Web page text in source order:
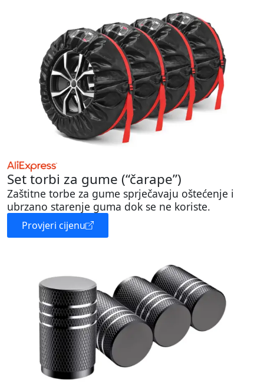
Set torbi za gume (“čarape”)
Zaštitne torbe za gume sprječavaju oštećenje i
ubrzano starenje guma dok se ne koriste.
Provjeri cijenu